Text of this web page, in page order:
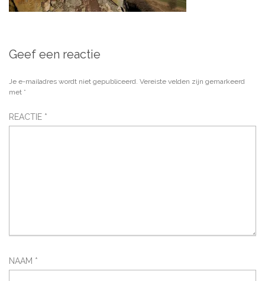
Geef een reactie
Je e-mailadres wordt niet gepubliceerd. Vereiste velden zijn gemarkeerd
met *
REACTIE *
NAAM *